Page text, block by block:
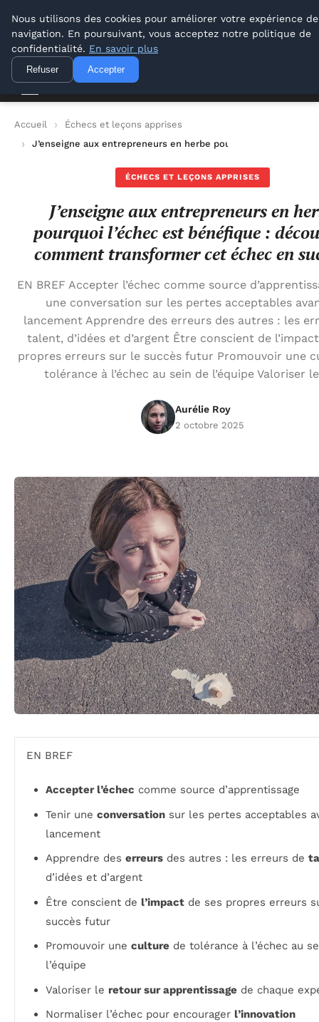
Lyon Photos
Lyon Photos
Accueil
Échecs et leçons apprises
J’enseigne aux entrepreneurs en herbe pourquoi l’échec
ÉCHECS ET LEÇONS APPRISES
J’enseigne aux entrepreneurs en
pourquoi l’échec est bénéfique :
comment transformer cet échec en
EN BREF Accepter l’échec comme source
une conversation sur les pertes acceptables
lancement Apprendre des erreurs des autres : les
talent, d’idées et d’argent Être conscient de
propres erreurs sur le succès futur Promouvoir une
tolérance à l’échec au sein de l’équipe Valoriser
Aurélie Roy
2 octobre 2025
EN BREF
Accepter l’échec comme source d’apprentissage
Tenir une conversation sur les pertes acceptables
lancement
Apprendre des erreurs des autres : les erreurs de
d’idées et d’argent
Être conscient de l’impact de ses propres erreurs
succès futur
Promouvoir une culture de tolérance à l’échec au
l’équipe
Valoriser le retour sur apprentissage de chaque
Normaliser l’échec pour encourager l’innovation
Nous utilisons des cookies pour améliorer votre expérience de
navigation. En poursuivant, vous acceptez notre politique de
confidentialité. En savoir plus
Refuser Accepter